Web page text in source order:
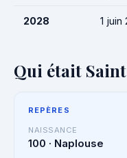
2028 1 juin
Qui était
REPÈRES
NAISSANCE
100 · Naplouse